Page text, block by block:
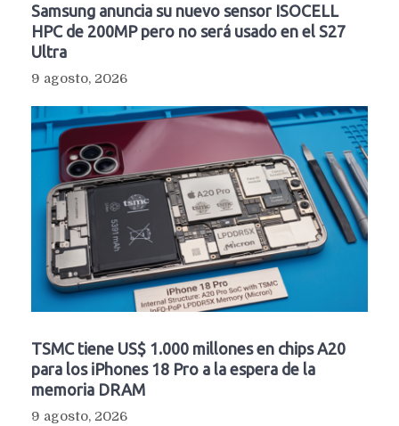
Samsung anuncia su nuevo sensor ISOCELL
HPC de 200MP pero no será usado en el S27
Ultra
9 agosto, 2026
TSMC tiene US$ 1.000 millones en chips A20
para los iPhones 18 Pro a la espera de la
memoria DRAM
9 agosto, 2026